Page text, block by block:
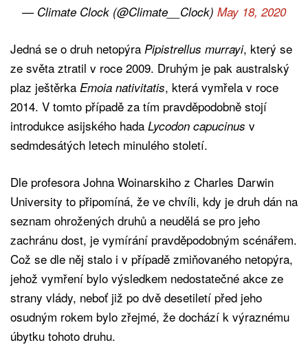
— Climate Clock (@Climate__Clock) May 18, 2020
Jedná se o druh netopýra Pipistrellus murrayi, který se
ze světa ztratil v roce 2009. Druhým je pak australský
plaz ještěrka Emoia nativitatis, která vymřela v roce
2014. V tomto případě za tím pravděpodobně stojí
introdukce asijského hada Lycodon capucinus v
sedmdesátých letech minulého století.
Dle profesora Johna Woinarskiho z Charles Darwin
University to připomíná, že ve chvíli, kdy je druh dán na
seznam ohrožených druhů a neudělá se pro jeho
zachránu dost, je vymírání pravděpodobným scénářem.
Což se dle něj stalo i v případě zmiňovaného netopýra,
jehož vymření bylo výsledkem nedostatečné akce ze
strany vlády, neboť již po dvě desetiletí před jeho
osudným rokem bylo zřejmé, že dochází k výraznému
úbytku tohoto druhu.